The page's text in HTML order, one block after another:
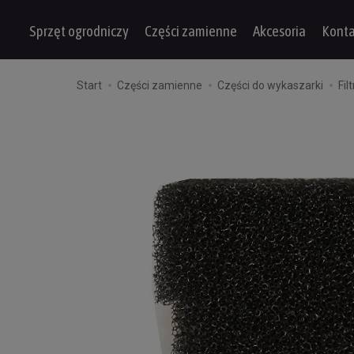
Sprzęt ogrodniczy Części zamienne Akcesoria
Start Części zamienne Części do wykaszarki